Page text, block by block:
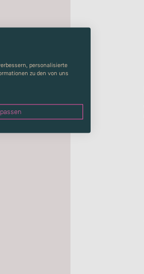
personalisierte
zu den von uns